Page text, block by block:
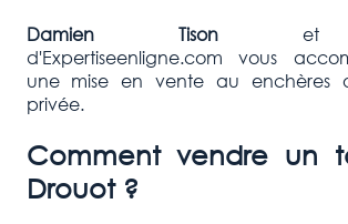
Damien Tisonet
d'Expertiseenligne.com vous
une mise en vente au enchères
privée.
Comment vendre un
Drouot ?